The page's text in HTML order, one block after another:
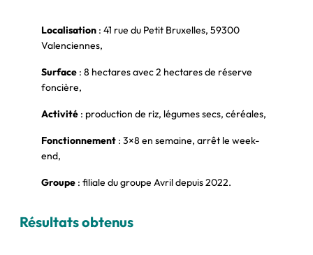
Localisation : 41 rue du Petit Bruxelles, 59300
Valenciennes,
Surface : 8 hectares avec 2 hectares de réserve
foncière,
Activité : production de riz, légumes secs, céréales,
Fonctionnement : 3×8 en semaine, arrêt le week-
end,
Groupe : filiale du groupe Avril depuis 2022.
Résultats obtenus